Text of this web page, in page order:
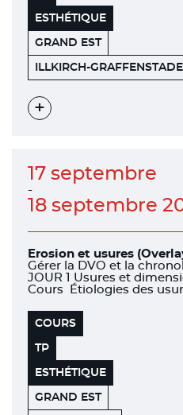
ESTHÉTIQUE
GRAND EST
HENRY
SCHEIN
ILLKIRCH-
Voir
17 septembre
-
18 septembre
Erosion et usures
Gérer la DVO et la
JOUR 1 Usures et
Cours Étiologies des
COURS
TP
ESTHÉTIQUE
GRAND EST